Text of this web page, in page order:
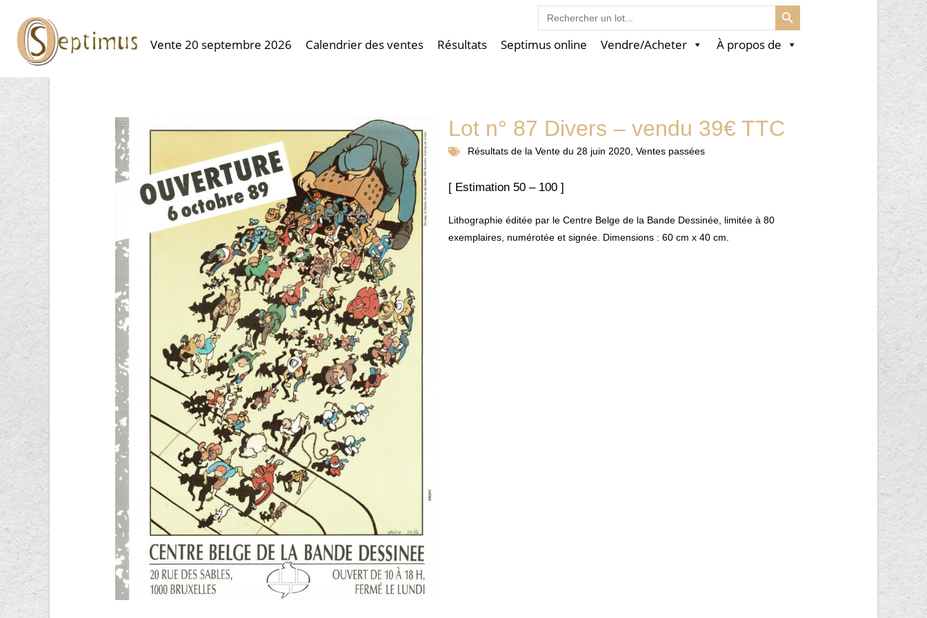
Search
for:
SEARCH BUTTON
Vente 20 septembre 2026 Calendrier des ventes Résultats Septimus online Vendre/Acheter À propos de
Lot n° 87 Divers – vendu 39€ TTC
Résultats de la Vente du 28 juin 2020, Ventes passées
[ Estimation 50 – 100 ]
Lithographie éditée par le Centre Belge de la Bande Dessinée, limitée à 80
exemplaires, numérotée et signée. Dimensions : 60 cm x 40 cm.